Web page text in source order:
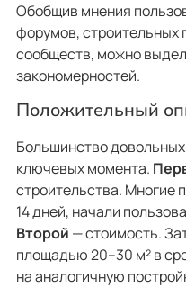
Обобщив мнения
форумов, строительных
сообществ, можно
закономерностей.
Положительный
Большинство
ключевых момента.
строительства. Многие
14 дней, начали
Второй — стоимость.
площадью 20–30 м² в
на аналогичную